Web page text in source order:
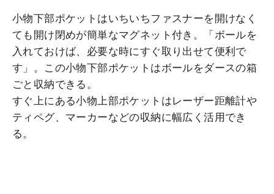
小物下部ポケットはいちいちファスナーを開けなく
ても開け閉めが簡単なマグネット付き。「ボールを
入れておけば、必要な時にすぐ取り出せて便利で
す」。この小物下部ポケットはボールをダースの箱
ごと収納できる。
すぐ上にある小物上部ポケットはレーザー距離計や
ティペグ、マーカーなどの収納に幅広く活用でき
る。